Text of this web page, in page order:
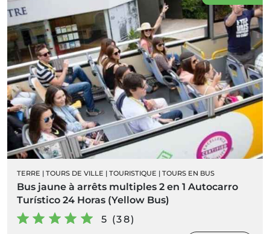
TERRE | TOURS DE VILLE | TOURISTIQUE | TOURS EN BUS
Bus jaune à arrêts multiples 2 en 1 Autocarro
Turístico 24 Horas (Yellow Bus)
5 (38)